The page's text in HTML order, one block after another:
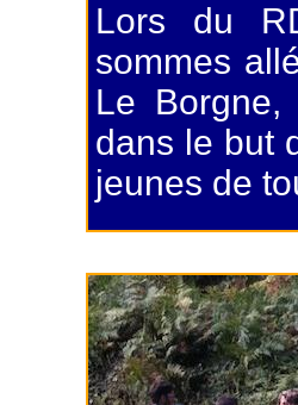
Lors du
sommes
Le Borgne,
dans le but
jeunes de